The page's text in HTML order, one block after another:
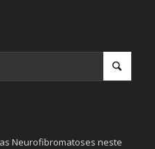
Neurofibromatoses neste